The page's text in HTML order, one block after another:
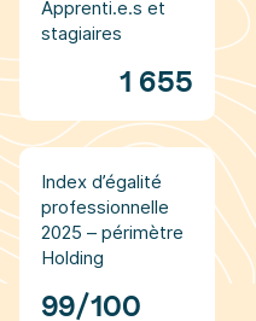
stagiaires
1 655
Index d’égalité
professionnelle
Holding